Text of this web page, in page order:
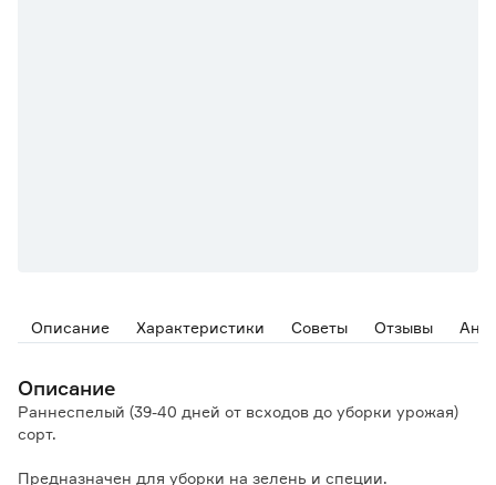
Описание Характеристики Советы Отзывы
Описание
Раннеспелый (39-40 дней от всходов до уборки урожая)
сорт.
Предназначен для уборки на зелень и специи.